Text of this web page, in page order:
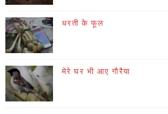
धरती के फूल
मेरे घर भी आए गौरैया